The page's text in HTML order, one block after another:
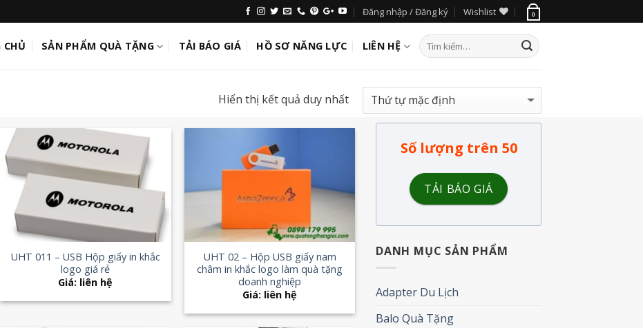
Đăng nhập / Đăng ký Wishlist 0
CHỦ SẢN PHẨM QUÀ TẶNG TẢI BÁO GIÁ HỒ SƠ NĂNG LỰC LIÊN HỆ
Hiển thị kết quả duy nhất
Add to
Wishlist
+
UHT 011 – USB Hộp giấy in khắc
logo giá rẻ
Giá: liên hệ
+
UHT 02 – Hộp USB giấy nam
châm in khắc logo làm quà tặng
doanh nghiệp
Giá: liên hệ
Số lượng trên 50
TẢI BÁO GIÁ
DANH MỤC SẢN PHẨM
Adapter Du Lịch
Balo Quà Tặng